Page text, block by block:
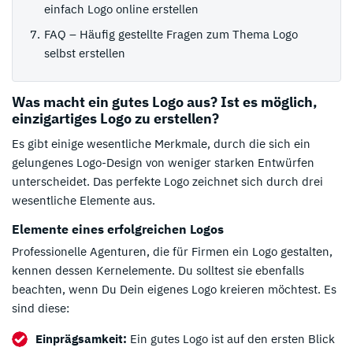
einfach Logo online erstellen
FAQ – Häufig gestellte Fragen zum Thema Logo
selbst erstellen
Was macht ein gutes Logo aus? Ist es möglich,
einzigartiges Logo zu erstellen?
Es gibt einige wesentliche Merkmale, durch die sich ein
gelungenes Logo-Design von weniger starken Entwürfen
unterscheidet. Das perfekte Logo zeichnet sich durch drei
wesentliche Elemente aus.
Elemente eines erfolgreichen Logos
Professionelle Agenturen, die für Firmen ein Logo gestalten,
kennen dessen Kernelemente. Du solltest sie ebenfalls
beachten, wenn Du Dein eigenes Logo kreieren möchtest. Es
sind diese:
Einprägsamkeit: Ein gutes Logo ist auf den ersten Blick